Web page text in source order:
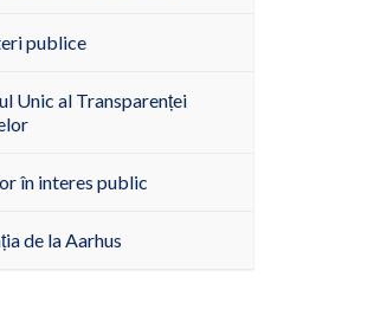
publice
Unic al Transparenței
în interes public
de la Aarhus